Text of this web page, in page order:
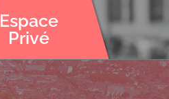
Espace
Privé